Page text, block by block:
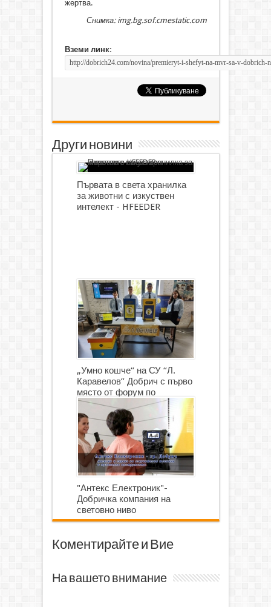
жертва.
Снимка: img.bg.sof.cmestatic.com
Вземи линк:
Други новини
Първата в света хранилка
за животни с изкуствен
интелект - HFEEDER
„Умно кошче“ на СУ “Л.
Каравелов” Добрич с първо
място от форум по
роботика
"Антекс Електроник"-
Добричка компания на
световно ниво
Коментирайте и Вие
На вашето внимание